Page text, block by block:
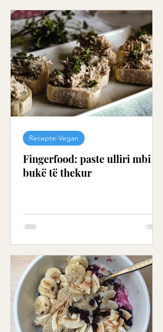
Fingerfood: paste ulliri mbi
bukë të thekur
Recepte-Vegan